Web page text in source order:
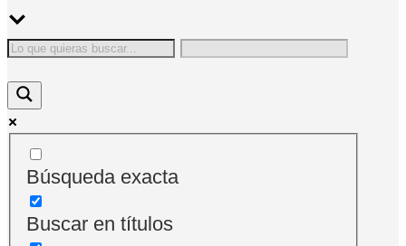
Búsqueda exacta
Buscar en títulos